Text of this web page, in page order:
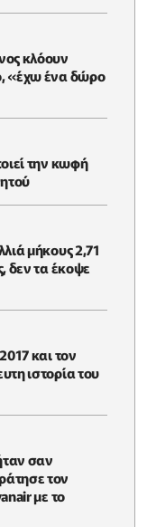
κλόουν
«έχω ένα δώρο
την κωφή
μήκους 2,71
δεν τα έκοψε
και τον
ιστορία του
σαν
τον
με το